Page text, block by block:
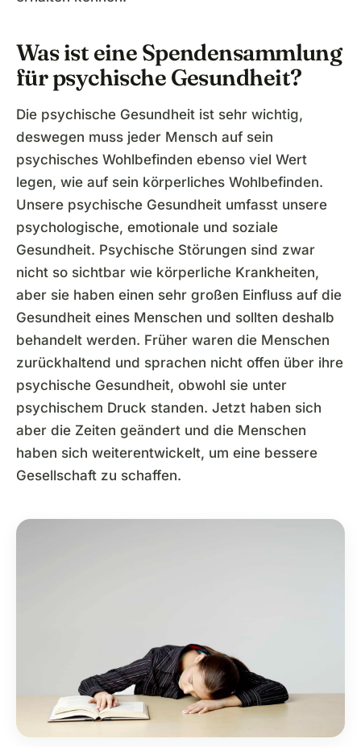
Was ist eine Spendensammlung
für psychische Gesundheit?
Die psychische Gesundheit ist sehr wichtig,
deswegen muss jeder Mensch auf sein
psychisches Wohlbefinden ebenso viel Wert
legen, wie auf sein körperliches Wohlbefinden.
Unsere psychische Gesundheit umfasst unsere
psychologische, emotionale und soziale
Gesundheit. Psychische Störungen sind zwar
nicht so sichtbar wie körperliche Krankheiten,
aber sie haben einen sehr großen Einfluss auf die
Gesundheit eines Menschen und sollten deshalb
behandelt werden. Früher waren die Menschen
zurückhaltend und sprachen nicht offen über ihre
psychische Gesundheit, obwohl sie unter
psychischem Druck standen. Jetzt haben sich
aber die Zeiten geändert und die Menschen
haben sich weiterentwickelt, um eine bessere
Gesellschaft zu schaffen.